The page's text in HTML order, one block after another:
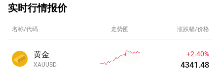
实时行情报价
名称/代码 走势图 涨跌幅/价格
黄金
XAUUSD
+2.40%
4341.48